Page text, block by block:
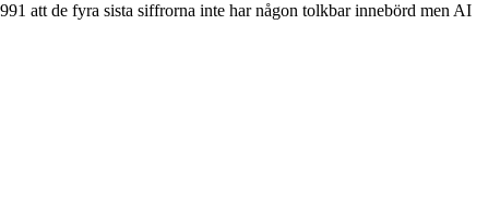
att de fyra sista siffrorna inte har någon tolkbar innebörd men AI